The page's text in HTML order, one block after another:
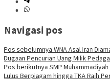
Navigasi pos
Pos sebelumnya WNA Asal Iran
Dugaan Pencurian Uang Milik
Pos berikutnya SMP
Lulus Berpiagam hingga TKA Raih